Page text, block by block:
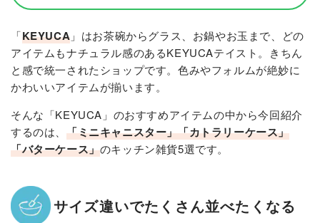
「KEYUCA 」はお茶碗からグラス、お鍋やお玉まで、どの
アイテムもナチュラル感のあるKEYUCAテイスト。きちん
と感で統一されたショップです。色みやフォルムが絶妙に
かわいいアイテムが揃います。
そんな「KEYUCA」のおすすめアイテムの中から今回紹介
するのは、 「ミニキャニスター」「カトラリーケース」
「バターケース」のキッチン雑貨5選です。
サイズ違いでたくさん並べたくなる